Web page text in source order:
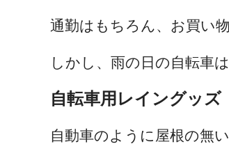
通勤はもちろん、お買い
しかし、雨の日の自転車
自転車用レイングッズ
自動車のように屋根の無